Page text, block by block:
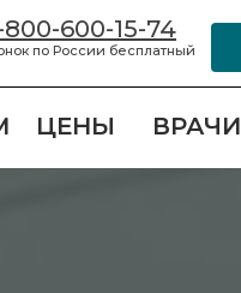
ЦЕНЫ ВРАЧИ
по России бесплатный
800-600-15-74